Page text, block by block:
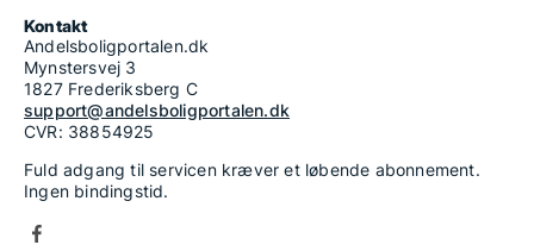
Kontakt
Andelsboligportalen.dk
Mynstersvej 3
1827 Frederiksberg C
support@andelsboligportalen.dk
CVR: 38854925
Fuld adgang til servicen kræver et løbende abonnement.
Ingen bindingstid.